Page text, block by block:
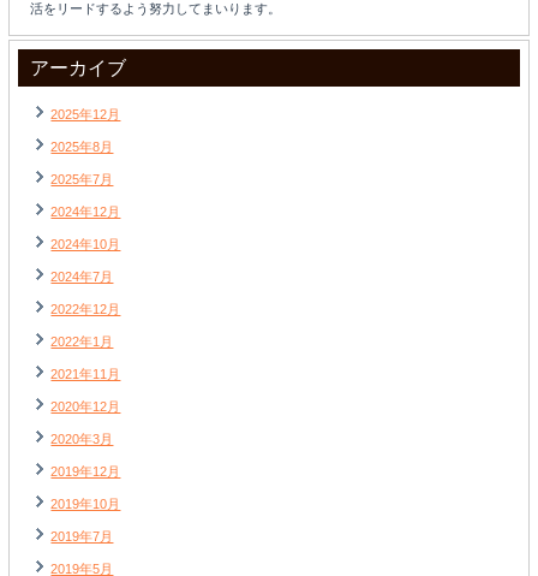
活をリードするよう努力してまいります。
アーカイブ
2025年12月
2025年8月
2025年7月
2024年12月
2024年10月
2024年7月
2022年12月
2022年1月
2021年11月
2020年12月
2020年3月
2019年12月
2019年10月
2019年7月
2019年5月